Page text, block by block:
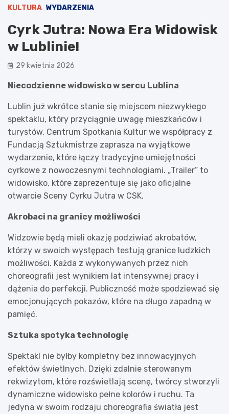
KULTURA WYDARZENIA
Cyrk Jutra: Nowa Era Widowisk
w Lublinie!
29 kwietnia 2026
Niecodzienne widowisko w sercu Lublina
Lublin już wkrótce stanie się miejscem niezwykłego
spektaklu, który przyciągnie uwagę mieszkańców i
turystów. Centrum Spotkania Kultur we współpracy z
Fundacją Sztukmistrze zaprasza na wyjątkowe
wydarzenie, które łączy tradycyjne umiejętności
cyrkowe z nowoczesnymi technologiami. „Trailer” to
widowisko, które zaprezentuje się jako oficjalne
otwarcie Sceny Cyrku Jutra w CSK.
Akrobaci na granicy możliwości
Widzowie będą mieli okazję podziwiać akrobatów,
którzy w swoich występach testują granice ludzkich
możliwości. Każda z wykonywanych przez nich
choreografii jest wynikiem lat intensywnej pracy i
dążenia do perfekcji. Publiczność może spodziewać się
emocjonujących pokazów, które na długo zapadną w
pamięć.
Sztuka spotyka technologię
Spektakl nie byłby kompletny bez innowacyjnych
efektów świetlnych. Dzięki zdalnie sterowanym
rekwizytom, które rozświetlają scenę, twórcy stworzyli
dynamiczne widowisko pełne kolorów i ruchu. Ta
jedyna w swoim rodzaju choreografia światła jest